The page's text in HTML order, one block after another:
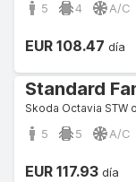
5 4 A/C
EUR 108.47 día
Standard
Skoda Octavia STW
5 5 A/C
EUR 117.93 día